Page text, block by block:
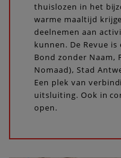
thuislozen in het
warme maaltijd
deelnemen aan
kunnen. De Revue
Bond zonder Naam,
Nomaad), Stad
Een plek van
uitsluiting. Ook in
open.